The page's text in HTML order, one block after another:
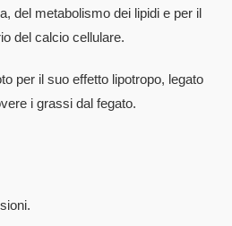
del metabolismo dei lipidi e per il
del calcio cellulare.
per il suo effetto lipotropo, legato
i grassi dal fegato.